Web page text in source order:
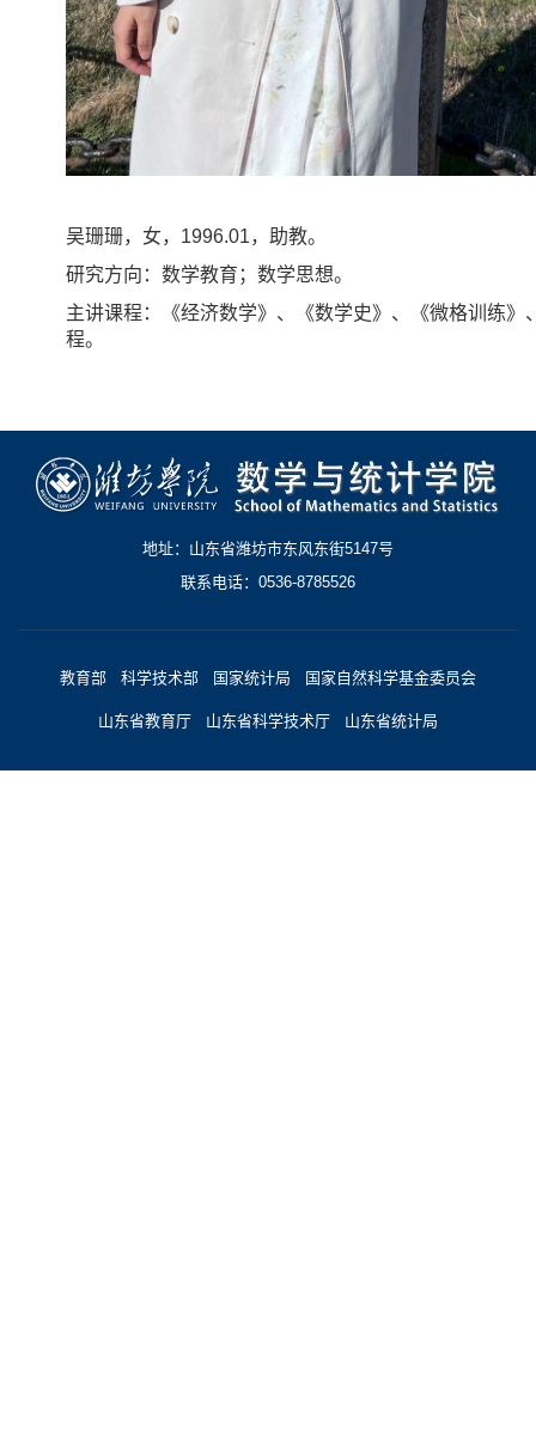
吴珊珊，女， 1996.01，助教。
研究方向：数学教育；数学思想。
主讲课程：《经济数学》、《数学史》、《微格训练》
程。
地址：山东省潍坊市东风东街5147号
联系电话：0536-8785526
教育部 科学技术部 国家统计局 国家自然科学基金委员会
山东省教育厅 山东省科学技术厅 山东省统计局